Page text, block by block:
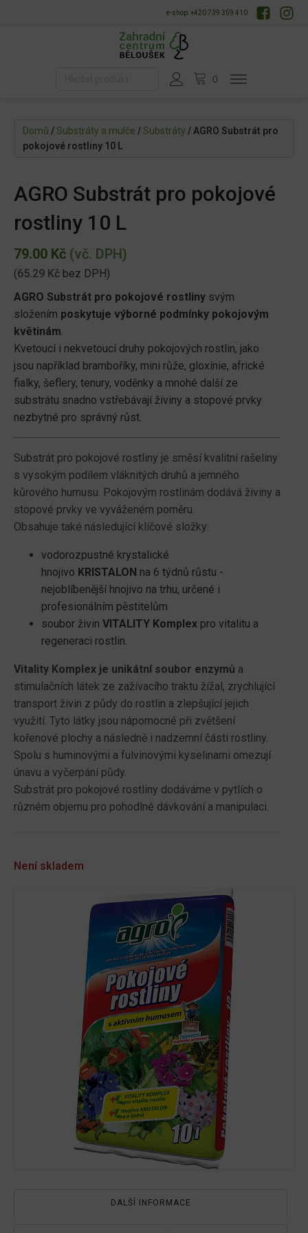
e-shop: +420 739 359 410
Domů /Substráty a mulče /Substráty / AGRO Substrát pro
pokojové rostliny 10 L
AGRO Substrát pro pokojové
rostliny 10 L
79.00 Kč (vč. DPH)
(65.29 Kč bez DPH)
AGRO Substrát pro pokojové rostliny svým
složením poskytuje výborné podmínky pokojovým
květinám.
Kvetoucí i nekvetoucí druhy pokojových rostlin, jako
jsou například bramboříky, mini růže, gloxínie, africké
fialky, šeflery, tenury, voděnky a mnohé další ze
substrátu snadno vstřebávají živiny a stopové prvky
nezbytné pro správný růst.
Substrát pro pokojové rostliny je směsí kvalitní rašeliny
s vysokým podílem vláknitých druhů a jemného
kůrového humusu. Pokojovým rostlinám dodává živiny a
stopové prvky ve vyváženém poměru.
Obsahuje také následující klíčové složky:
vodorozpustné krystalické
hnojivo KRISTALON na 6 týdnů růstu -
nejoblíbenější hnojivo na trhu, určené i
profesionálním pěstitelům
soubor živin VITALITY Komplex pro vitalitu a
regeneraci rostlin.
Vitality Komplex je unikátní soubor enzymů a
stimulačních látek ze zažívacího traktu žížal, zrychlující
transport živin z půdy do rostlin a zlepšující jejich
využití. Tyto látky jsou nápomocné při zvětšení
kořenové plochy a následně i nadzemní části rostliny.
Spolu s huminovými a fulvinovými kyselinami omezují
únavu a vyčerpání půdy.
Substrát pro pokojové rostliny dodáváme v pytlích o
různém objemu pro pohodlné dávkování a manipulaci.
Není skladem
DALŠÍ INFORMACE